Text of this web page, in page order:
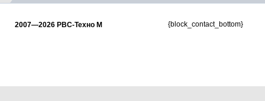
2007—2026 РВС-Техно М {block_contact_bottom}